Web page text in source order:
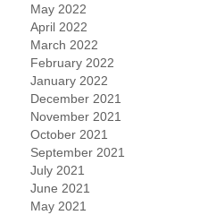
May 2022
April 2022
March 2022
February 2022
January 2022
December 2021
November 2021
October 2021
September 2021
July 2021
June 2021
May 2021